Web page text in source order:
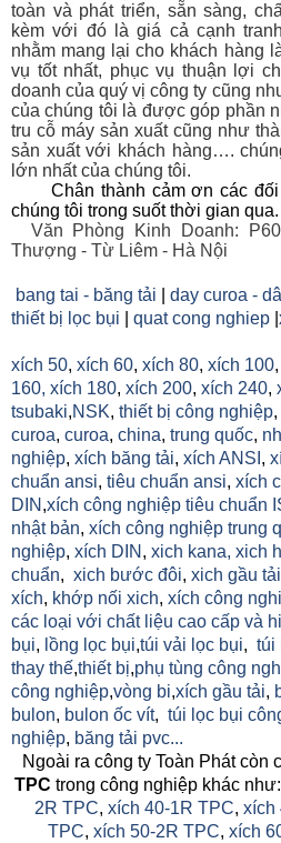
toàn và phát triển, sẵn sàng,
kèm với đó là giá cả cạnh
nhằm mang lại cho khách hàng
vụ tốt nhất, phục vụ thuận lợi
doanh của quý vị công ty cũng
của chúng tôi là được góp phần
tru cỗ máy sản xuất cũng như
sản xuất với khách hàng….
lớn nhất của chúng tôi.
Chân thành cảm ơn các
chúng tôi trong suốt thời gian
Văn Phòng Kinh Doanh:
Thượng - Từ Liêm - Hà Nội
bang tai - băng tải day curoa -
thiết bị lọc bụi
quat cong nghiep
xích 50, xích 60, xích 80, xích 100,
160, xích 180, xích 200, xích 240,
tsubaki,NSK, thiết bị công nghiệp,
curoa, curoa, china, trung quốc,
nghiệp, xích băng tải, xích ANSI ,
chuẩn ansi, tiêu chuẩn ansi, xích
DIN ,xích công nghiệp tiêu chuẩn
nhật bản, xích công nghiệp trung
nghiệp, xích DIN , xich kana, xich
chuẩn, xich bước đôi, xich gầu tải
xích, khớp nối xich, xích công
các loại với chất liệu cao cấp và
bụi, lồng lọc bụi,túi vải lọc bụi, túi
thay thế,thiết bị,phụ tùng công
công nghiệp,vòng bi,xích gầu tải,
bulon, bulon ốc vít, túi lọc bụi
nghiệp, băng tải pvc...
Ngoài ra công ty Toàn Phát còn
TPC trong công nghiệp khác như:
2R TPC, xích 40-1R TPC, xích
TPC, xích 50-2R TPC, xích